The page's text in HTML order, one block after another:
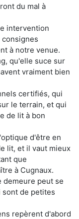
du mal à
intervention
à notre venue.
qu'elle suce sur
vraiment bien
certifiés, qui
le terrain, et qui
de lit à bon
d'être en
lit, et il vaut mieux
que
à Cugnaux.
demeure peut se
sont de petites
repèrent d'abord